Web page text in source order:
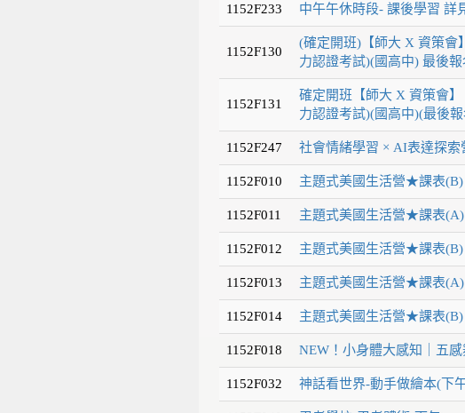
1152F233 中午午休時段- 課後學習 詳
1152F130
(確定開班)【師大 X 資策會
力認證考試)(國高中) 最後報
1152F131
確定開班【師大 X 資策會
力認證考試)(國高中)(最後
1152F247 社會情緒學習 × AI表達探
1152F010 主題式美國生活營★課表(B)
1152F011 主題式美國生活營★課表(A)
1152F012 主題式美國生活營★課表(B)
1152F013 主題式美國生活營★課表(A)
1152F014 主題式美國生活營★課表(B)
1152F018 NEW！小身體大感知｜五
1152F032 神話看世界-動手做繪本(下